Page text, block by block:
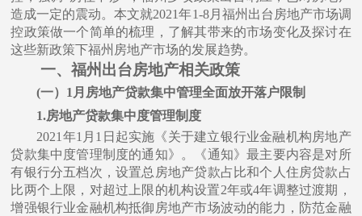
造成一定的震动。本文就2021年1-8月福州出台房地产市场调
控政策做一个简单的梳理，了解其带来的市场变化及探讨在
这些新政策下福州房地产市场的发展趋势。
一、福州出台房地产相关政策
(⼀）1⽉房地产贷款集中管理全⾯放开落户限制
1.房地产贷款集中度管理制度
2021年1⽉1⽇起实施《关于建⽴银⾏业⾦融机构房地产
贷款集中度管理制度的通知》。《通知》最主要内容是对所
有银⾏分五档次，设置总房地产贷款占⽐和个⼈住房贷款占
⽐两个上限，对超过上限的机构设置2年或4年调整过渡期，
增强银⾏业⾦融机构抵御房地产市场波动的能⼒，防范⾦融